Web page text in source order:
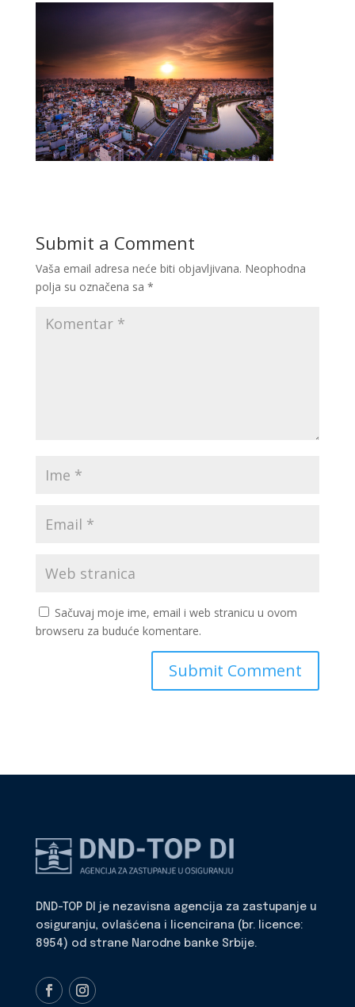
Submit a Comment
Vaša email adresa neće biti objavljivana. Neophodna
polja su označena sa *
Sačuvaj moje ime, email i web stranicu u ovom
browseru za buduće komentare.
DND-TOP DI je nezavisna agencija za zastupanje u
osiguranju, ovlašćena i licencirana (br. licence:
8954) od strane Narodne banke Srbije.